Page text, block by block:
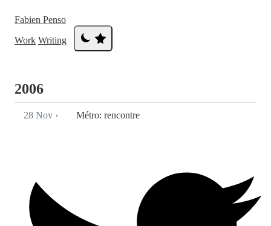
Fabien Penso
Work Writing
2006
28 Nov› Métro: rencontre